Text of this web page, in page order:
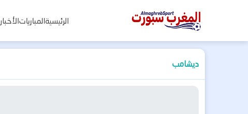
المغرب
الرئيسيةالمبارياتالأخبار
ديشامب